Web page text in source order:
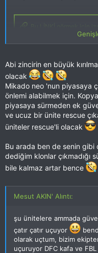
Bunlar bizim için güzel
uzun bir süredir vakit
şunu söyliyebilirim ki
azalma olmayacaktır.
Abi zincirin en büyük
olacak
Mikado neo 'nun piyasaya
önlemi alabilmek için.
piyasaya sürmeden ek
ve ucuz bir ünite rescue
üniteler rescue'li olacak
Bu arada ben de senin gibi
dediğim klonlar çıkmadığı
bile kalmaz artar bence
Mesut AKIN' Alıntı:
şu ünitelere ammada
çatır çatır uçuyor
olarak uçtum, bizim
uçuruyor DFC kafa ve